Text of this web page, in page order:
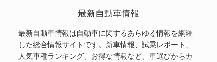
最新自動車情報
最新自動車情報は自動車に関するあらゆる情報を網羅
した総合情報サイトです。新車情報、試乗レポート、
人気車種ランキング、お得な情報など、車選びからカ